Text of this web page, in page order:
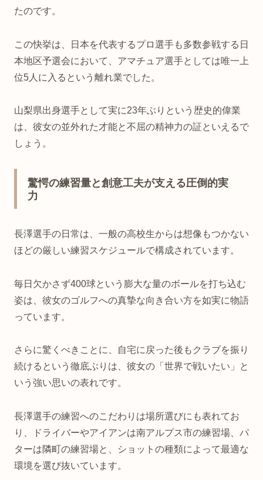
たのです。
この快挙は、日本を代表するプロ選手も多数参戦する日
本地区予選会において、アマチュア選手としては唯一上
位5人に入るという離れ業でした。
山梨県出身選手として実に23年ぶりという歴史的偉業
は、彼女の並外れた才能と不屈の精神力の証といえるで
しょう。
驚愕の練習量と創意工夫が支える圧倒的実
力
長澤選手の日常は、一般の高校生からは想像もつかない
ほどの厳しい練習スケジュールで構成されています。
毎日欠かさず400球という膨大な量のボールを打ち込む
姿は、彼女のゴルフへの真摯な向き合い方を如実に物語
っています。
さらに驚くべきことに、自宅に戻った後もクラブを振り
続けるという徹底ぶりは、彼女の「世界で戦いたい」と
いう強い思いの表れです。
長澤選手の練習へのこだわりは場所選びにも表れてお
り、ドライバーやアイアンは南アルプス市の練習場、パ
ターは隣町の練習場と、ショットの種類によって最適な
環境を選び抜いています。